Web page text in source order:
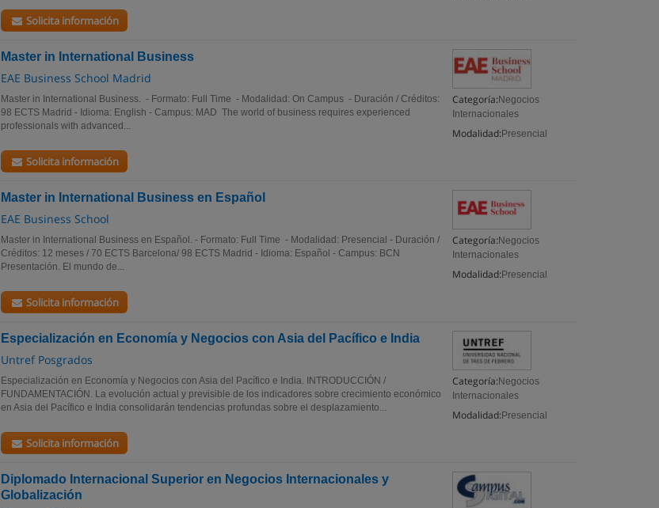
Solicita información
Master in International Business
EAE Business School Madrid
Categoría: Negocios
Internacionales
Modalidad: Presencial
Master in International Business. - Formato: Full Time - Modalidad: On Campus - Duración / Créditos:
98 ECTS Madrid - Idioma: English - Campus: MAD The world of business requires experienced
professionals with advanced...
Solicita información
Master in International Business en Español
EAE Business School
Categoría: Negocios
Internacionales
Modalidad: Presencial
Master in International Business en Español. - Formato: Full Time - Modalidad: Presencial - Duración /
Créditos: 12 meses / 70 ECTS Barcelona/ 98 ECTS Madrid - Idioma: Español - Campus: BCN
Presentación. El mundo de...
Solicita información
Especialización en Economía y Negocios con Asia del Pacífico e India
Untref Posgrados
Categoría: Negocios
Internacionales
Modalidad: Presencial
Especialización en Economía y Negocios con Asia del Pacífico e India. INTRODUCCIÓN /
FUNDAMENTACIÓN. La evolución actual y previsible de los indicadores sobre crecimiento económico
en Asia del Pacífico e India consolidarán tendencias profundas sobre el desplazamiento...
Solicita información
Diplomado Internacional Superior en Negocios Internacionales y
Globalización